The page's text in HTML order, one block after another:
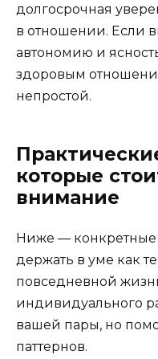
долгосрочная
в отношении. Если
автономию и
здоровым
непростой.
которые
внимание
Ниже — конкретные
держать в уме как
повседневной
индивидуального
вашей пары, но
паттернов.